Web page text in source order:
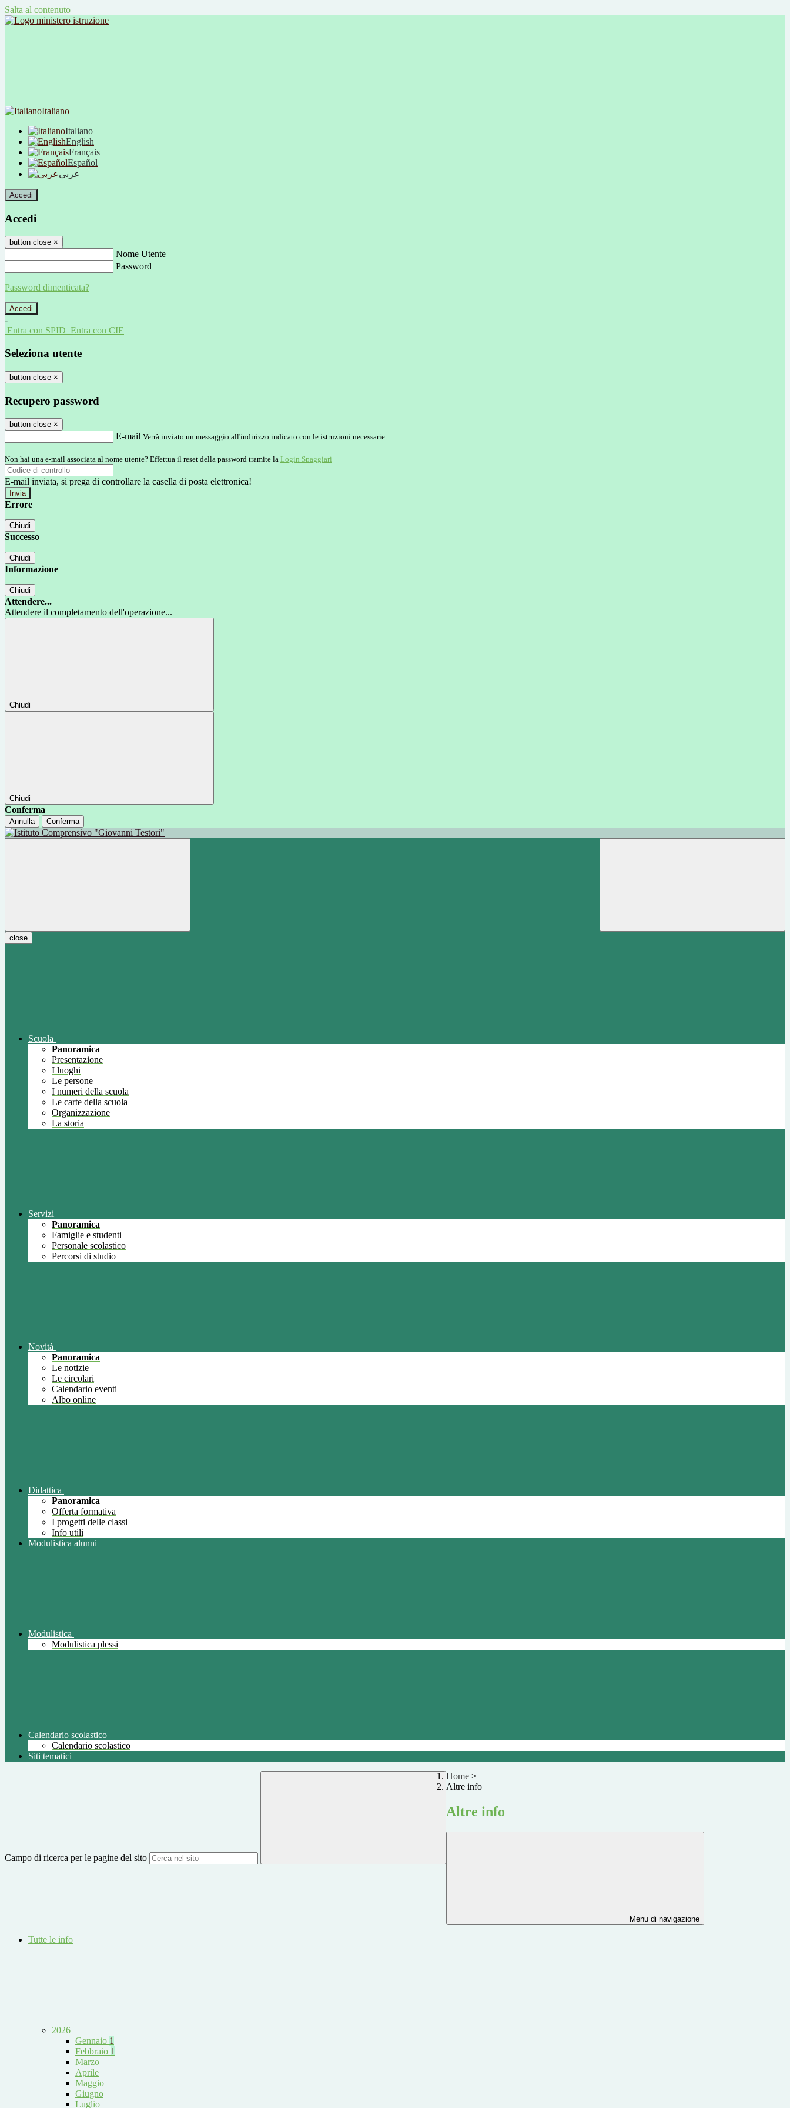
Salta al contenuto
Italiano
Italiano
English
Français
Español
عربى
Accedi
Accedi
button close ×
Nome Utente
Password
Password dimenticata?
-
Entra con SPID Entra con CIE
Seleziona utente
button close ×
Recupero password
button close ×
E-mail Verrà inviato un messaggio all'indirizzo indicato con le istruzioni necessarie.
Non hai una e-mail associata al nome utente? Effettua il reset della password tramite la Login Spaggiari
E-mail inviata, si prega di controllare la casella di posta elettronica!
Errore
Chiudi
Successo
Chiudi
Informazione
Chiudi
Attendere...
Attendere il completamento dell'operazione...
Chiudi
Chiudi
Conferma
Annulla Conferma
close
Scuola
Panoramica
Presentazione
I luoghi
Le persone
I numeri della scuola
Le carte della scuola
Organizzazione
La storia
Servizi
Panoramica
Famiglie e studenti
Personale scolastico
Percorsi di studio
Novità
Panoramica
Le notizie
Le circolari
Calendario eventi
Albo online
Didattica
Panoramica
Offerta formativa
I progetti delle classi
Info utili
Modulistica alunni
Modulistica
Modulistica plessi
Calendario scolastico
Calendario scolastico
Siti tematici
Campo di ricerca per le pagine del sito
Home >
Altre info
Altre info
Menu di navigazione
Tutte le info
2026
Gennaio 1
Febbraio 1
Marzo
Aprile
Maggio
Giugno
Luglio